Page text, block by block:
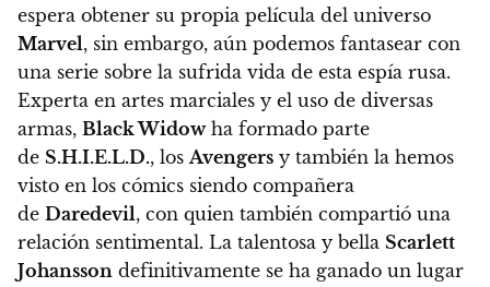
espera obtener su propia película del universo
Marvel, sin embargo, aún podemos fantasear con
una serie sobre la sufrida vida de esta espía rusa.
Experta en artes marciales y el uso de diversas
armas, Black Widowha formado parte
de S.H.I.E.L.D., losAvengers y también la hemos
visto en los cómics siendo compañera
de Daredevil, con quien también compartió una
relación sentimental. La talentosa y bella Scarlett
Johansson definitivamente se ha ganado un lugar